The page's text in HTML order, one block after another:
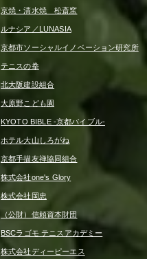
京焼・清水焼 松斎窯
ルナシア／LUNASIA
京都市ソーシャルイノベーション研究所
テニスの拳
北大阪建設組合
大原野こども園
KYOTO BIBLE -京都バイブル-
ホテル大山しろがね
京都手描友禅協同組合
株式会社one's Glory
株式会社岡忠
（公財）信頼資本財団
BSCラゴモ テニスアカデミー
株式会社ディーピーエス